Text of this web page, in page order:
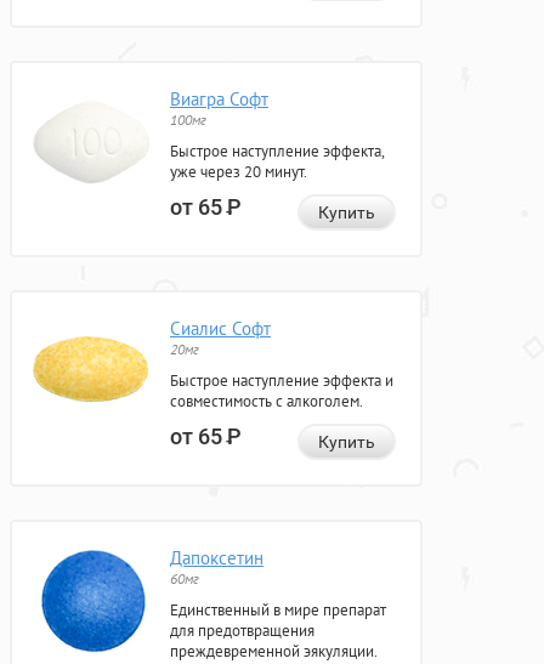
Виагра Софт
100мг
Быстрое наступление эффекта,
уже через 20 минут.
от 65Р Купить
Сиалис Софт
20мг
Быстрое наступление эффекта и
совместимость с алкоголем.
от 65Р Купить
Дапоксетин
60мг
Единственный в мире препарат
для предотвращения
преждевременной эякуляции.